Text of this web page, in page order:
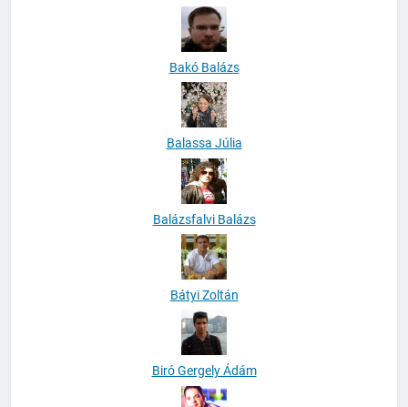
Bakó Balázs
Balassa Júlia
Balázsfalvi Balázs
Bátyi Zoltán
Biró Gergely Ádám